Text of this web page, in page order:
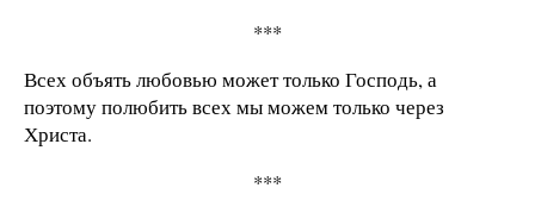
***
Всех объять любовью может только Господь, а
поэтому полюбить всех мы можем только через
Христа.
***